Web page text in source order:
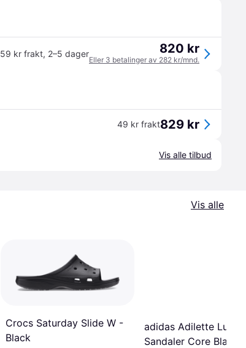
59 kr frakt, 2–5 dager 820 kr
Eller 3 betalinger av 282 kr/mnd.
49 kr frakt829 kr
Vis alle tilbud
Vis alle
Crocs Saturday Slide W -
Black
adidas Adilette Lumia
Sandaler Core Black